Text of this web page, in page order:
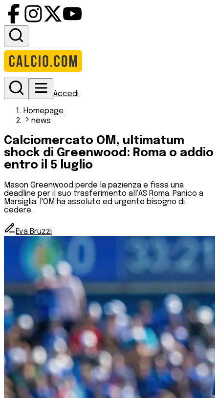
Accedi
Homepage
news
Calciomercato OM, ultimatum
shock di Greenwood: Roma o addio
entro il 5 luglio
Mason Greenwood perde la pazienza e fissa una
deadline per il suo trasferimento all'AS Roma. Panico a
Marsiglia: l'OM ha assoluto ed urgente bisogno di
cedere.
Eva Bruzzi